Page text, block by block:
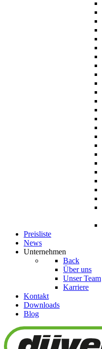
Preisliste
News
Unternehmen
Back
Über uns
Unser Team
Karriere
Kontakt
Downloads
Blog